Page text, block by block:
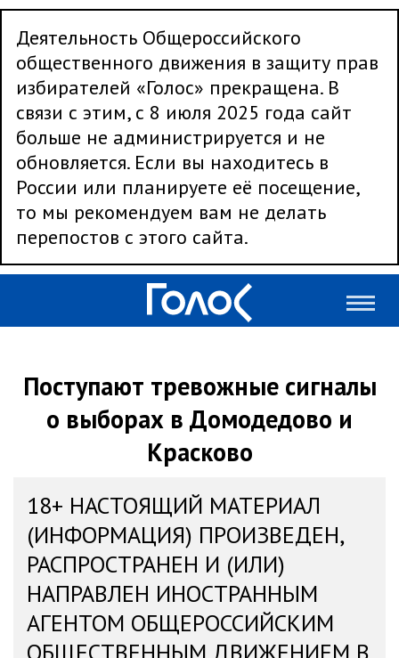
Деятельность Общероссийского
общественного движения в защиту прав
избирателей «Голос» прекращена. В
связи с этим, с 8 июля 2025 года сайт
больше не администрируется и не
обновляется. Если вы находитесь в
России или планируете её посещение,
то мы рекомендуем вам не делать
перепостов с этого сайта.
Поступают тревожные сигналы
о выборах в Домодедово и
Красково
18+ НАСТОЯЩИЙ МАТЕРИАЛ
(ИНФОРМАЦИЯ) ПРОИЗВЕДЕН,
РАСПРОСТРАНЕН И (ИЛИ)
НАПРАВЛЕН ИНОСТРАННЫМ
АГЕНТОМ ОБЩЕРОССИЙСКИМ